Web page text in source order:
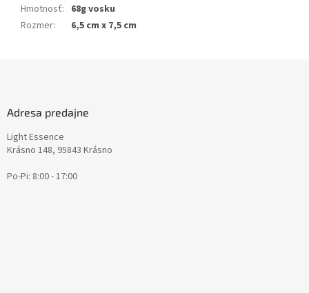
Hmotnosť: 68g vosku
Rozmer: 6,5 cm x 7,5 cm
Adresa predajne
Light Essence
Krásno 148, 95843 Krásno
Po-Pi: 8:00 - 17:00